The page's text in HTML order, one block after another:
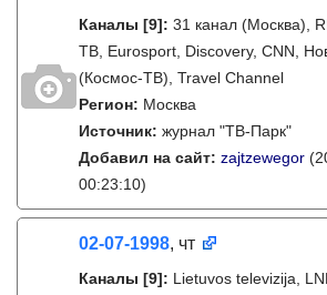
Каналы [9]: 31 канал (Москва),
ТВ, Eurosport, Discovery, CNN,
(Космос-ТВ), Travel Channel
Регион: Москва
Источник: журнал "ТВ-Парк"
Добавил на сайт: zajtzewegor
00:23:10)
02-07-1998, чт
Каналы [9]: Lietuvos televizija,